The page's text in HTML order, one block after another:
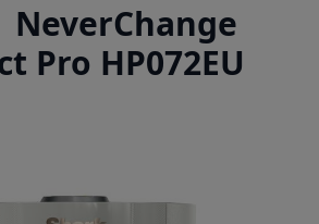
NeverChange
Pro HP072EU